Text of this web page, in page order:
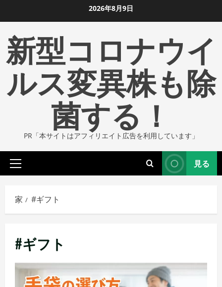
ン
ツ
ま
2026年8月9日
新型コロナウイ
ルス変異株も除
菌する！
PR「本サイトはアフィリエイト広告を利用しています」
プ
イ
マ
ニ
ー
見る
家 #ギフト
#ギフト